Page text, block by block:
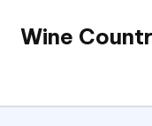
SkipWine